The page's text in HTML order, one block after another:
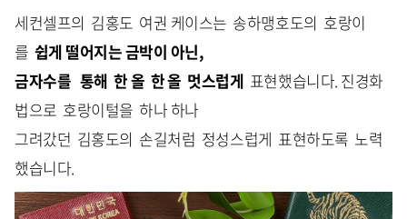
세컨셀프의 김홍도 여권 케이스는 송하맹호도의 호랑이
를 쉽게 떨어지는 금박이 아닌,
금자수를 통해 한 올 한 올 멋스럽게 표현했습니다. 진경화
법으로 호랑이털을 하나 하나
그려갔던 김홍도의 손길처럼 정성스럽게 표현하도록 노력
했습니다.